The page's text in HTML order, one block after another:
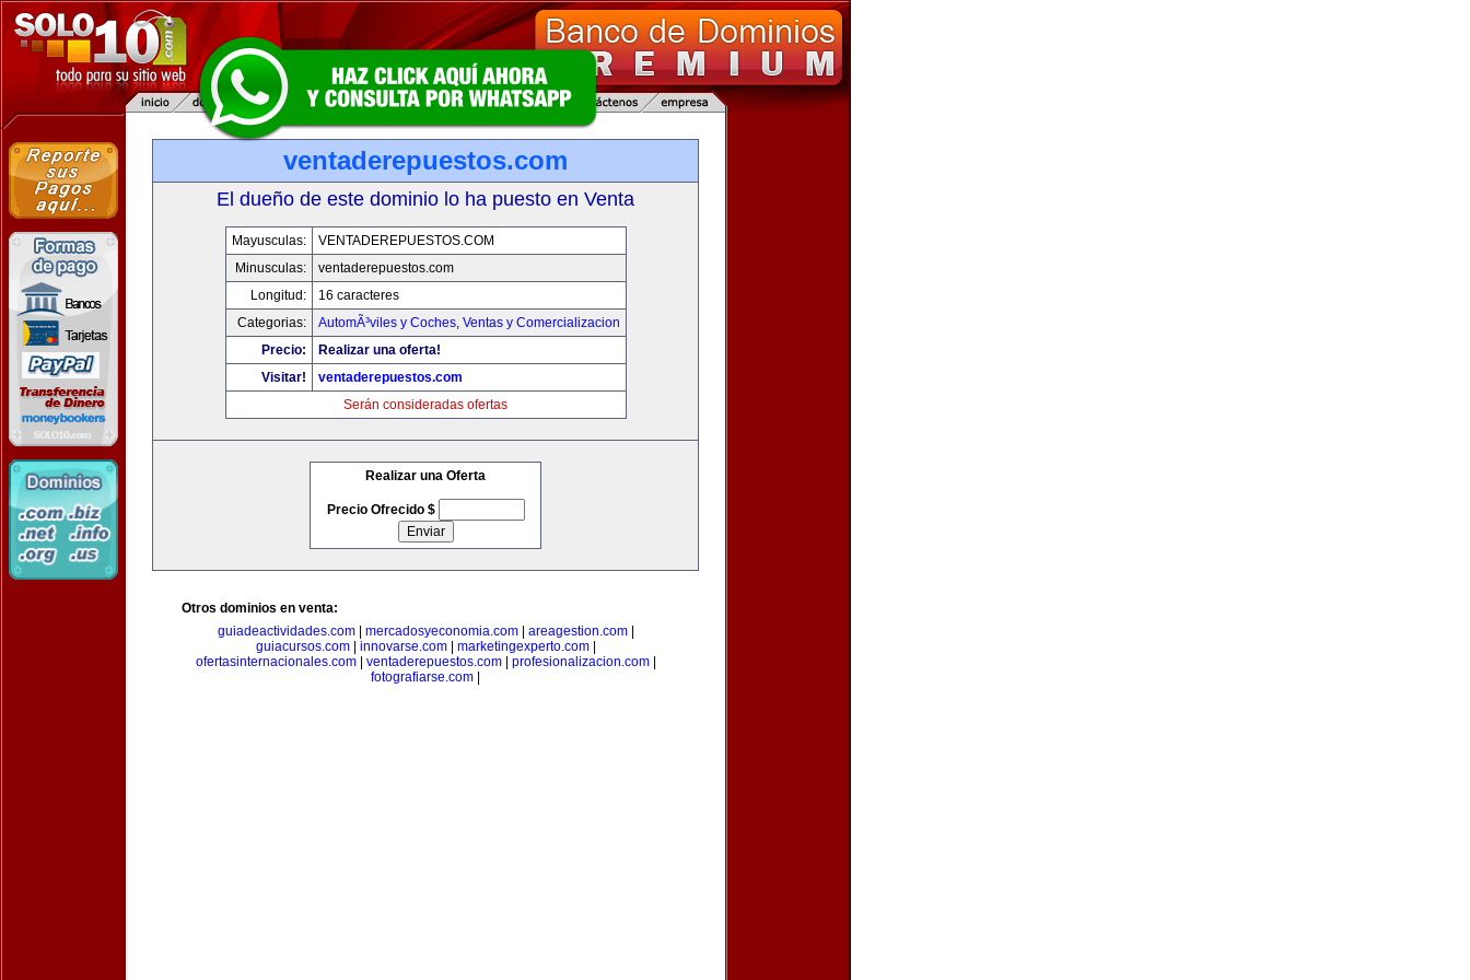
ventaderepuestos.com
El dueño de este dominio lo ha puesto en Venta
Mayusculas:
VENTADEREPUESTOS.COM
Minusculas:
ventaderepuestos.com
Longitud:
16 caracteres
Categorias:
AutomÃ³viles y Coches, Ventas y Comercializacion
Precio:
Realizar una oferta!
Visitar!
ventaderepuestos.com
Serán consideradas ofertas
Realizar una Oferta
Precio Ofrecido $
Otros dominios en venta:
guiadeactividades.com| mercadosyeconomia.com| areagestion.com|
guiacursos.com| innovarse.com| marketingexperto.com|
ofertasinternacionales.com| ventaderepuestos.com| profesionalizacion.com|
fotografiarse.com